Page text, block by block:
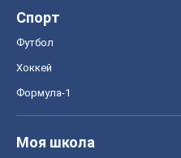
Спорт
Футбол
Хоккей
Формула-1
Моя школа